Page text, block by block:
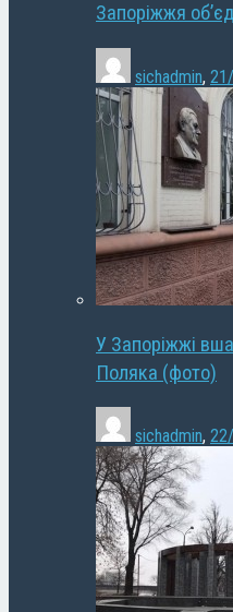
Запоріжжя
sichadmin,
У Запоріжжі
Поляка (фото)
sichadmin,